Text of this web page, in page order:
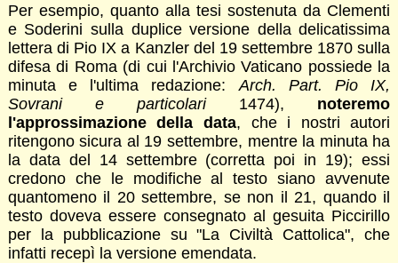
Per esempio, quanto alla tesi sostenuta da Clementi
e Soderini sulla duplice versione della delicatissima
lettera di Pio IX a Kanzler del 19 settembre 1870 sulla
difesa di Roma (di cui l'Archivio Vaticano possiede la
minuta e l'ultima redazione: Arch. Part. Pio IX,
Sovrani e particolari1474), noteremo
l'approssimazione della data, che i nostri autori
ritengono sicura al 19 settembre, mentre la minuta ha
la data del 14 settembre (corretta poi in 19); essi
credono che le modifiche al testo siano avvenute
quantomeno il 20 settembre, se non il 21, quando il
testo doveva essere consegnato al gesuita Piccirillo
per la pubblicazione su "La Civiltà Cattolica", che
infatti recepì la versione emendata.